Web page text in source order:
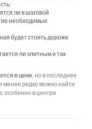
ли в шаговой
необходимые
будет стоить дороже
ли элитным и так
в цене, но в последнее
менее редко можно найти
особенно в центре